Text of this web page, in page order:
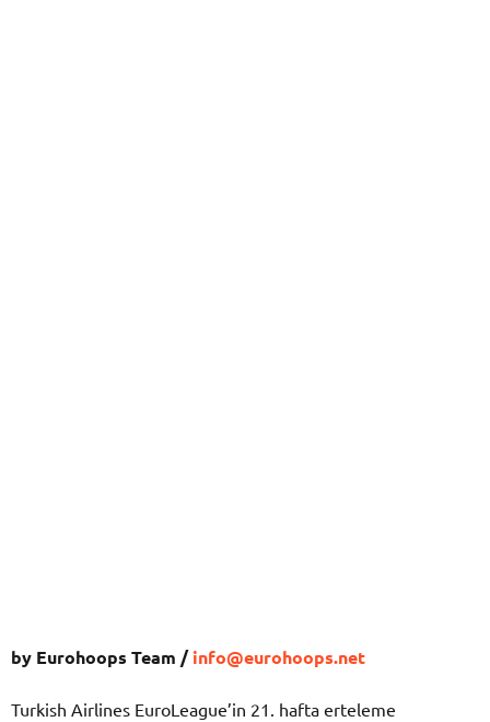
by Eurohoops Team /info@eurohoops.net
Turkish Airlines EuroLeague’in 21. hafta erteleme